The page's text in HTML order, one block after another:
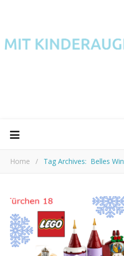
Home / Tag Archives: Belles